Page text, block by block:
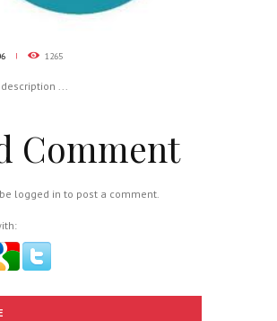
1265
...
Comment
logged in to post a comment.